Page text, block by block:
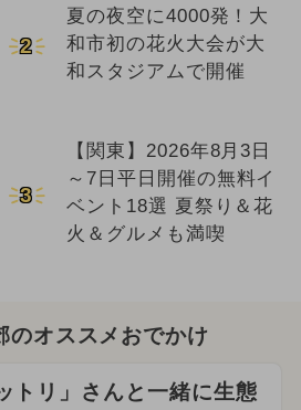
2
夏の夜空に4000発！大
和市初の花火大会が大
和スタジアムで開催
3
【関東】2026年8月3日
～7日平日開催の無料イ
ベント18選 夏祭り＆花
火＆グルメも満喫
のオススメおでかけ
トリ」さんと一緒に生態